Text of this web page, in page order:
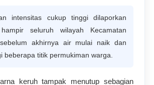
intensitas cukup tinggi dilaporkan
seluruh wilayah Kecamatan
akhirnya air mulai naik dan
beberapa titik permukiman warga.
keruh tampak menutup sebagian